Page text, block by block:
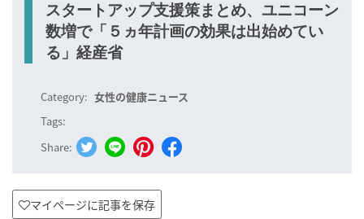
スタートアップ支援策まとめ、ユニコーン
数増で「５ヵ年計画の効果は出始めてい
る」経産省
Category: 女性の健康ニュース
Tags:
Share:
マイページに記事を保存